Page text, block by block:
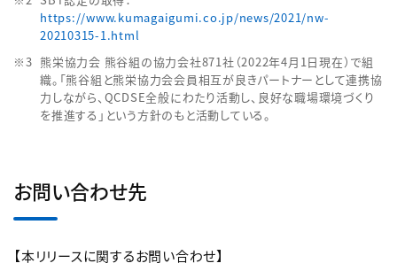
https://www.kumagaigumi.co.jp/news/2021/nw-
20210315-1.html
熊栄協力会 熊谷組の協力会社871社（2022年4月1日現在）で組
織。「熊谷組と熊栄協力会会員相互が良きパートナーとして連携協
力しながら、QCDSE全般にわたり活動し、良好な職場環境づくり
を推進する」という方針のもと活動している。
お問い合わせ先
【本リリースに関するお問い合わせ】